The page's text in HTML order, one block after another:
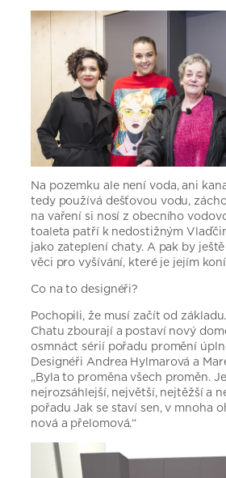
Na pozemku ale není voda, ani
tedy používá dešťovou vodu,
na vaření si nosí z obecního
toaleta patří k nedostižným
jako zateplení chaty. A pak by
věci pro vyšívání, které je jejím
Co na to designéři?
Pochopili, že musí začít od
Chatu zbourají a postaví nový
osmnáct sérií pořadu promění
Designéři Andrea Hylmarová a
„Byla to proměna všech proměn.
nejrozsáhlejší, největší, nejtěžší a
pořadu Jak se staví sen, v mnoha
nová a přelomová.“